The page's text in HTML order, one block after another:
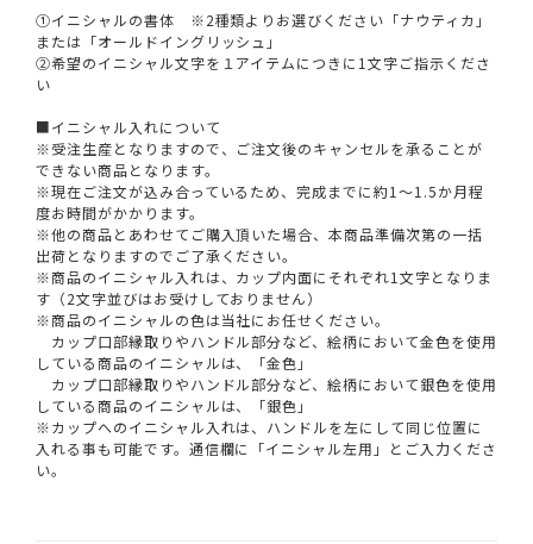
①イニシャルの書体 ※2種類よりお選びください「ナウティカ」
または「オールドイングリッシュ」
②希望のイニシャル文字を１アイテムにつきに1文字ご指示くださ
い
■イニシャル入れについて
※受注生産となりますので、ご注文後のキャンセルを承ることが
できない商品となります。
※現在ご注文が込み合っているため、完成までに約1～1.5か月程
度お時間がかかります。
※他の商品とあわせてご購入頂いた場合、本商品準備次第の一括
出荷となりますのでご了承ください。
※商品のイニシャル入れは、カップ内面にそれぞれ1文字となりま
す（2文字並びはお受けしておりません）
※商品のイニシャルの色は当社にお任せください。
カップ口部縁取りやハンドル部分など、絵柄において金色を使用
している商品のイニシャルは、「金色」
カップ口部縁取りやハンドル部分など、絵柄において銀色を使用
している商品のイニシャルは、「銀色」
※カップへのイニシャル入れは、ハンドルを左にして同じ位置に
入れる事も可能です。通信欄に「イニシャル左用」とご入力くださ
い。